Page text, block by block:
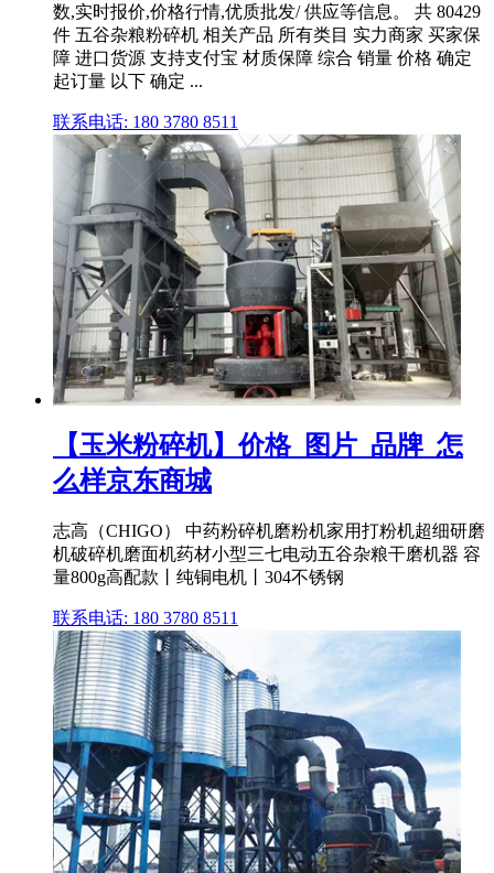
数,实时报价,价格行情,优质批发/ 供应等信息。 共 80429
件 五谷杂粮粉碎机 相关产品 所有类目 实力商家 买家保
障 进口货源 支持支付宝 材质保障 综合 销量 价格 确定
起订量 以下 确定 ...
联系电话: 180 3780 8511
【玉米粉碎机】价格_图片_品牌_怎
么样京东商城
志高（CHIGO） 中药粉碎机磨粉机家用打粉机超细研磨
机破碎机磨面机药材小型三七电动五谷杂粮干磨机器 容
量800g高配款丨纯铜电机丨304不锈钢
联系电话: 180 3780 8511